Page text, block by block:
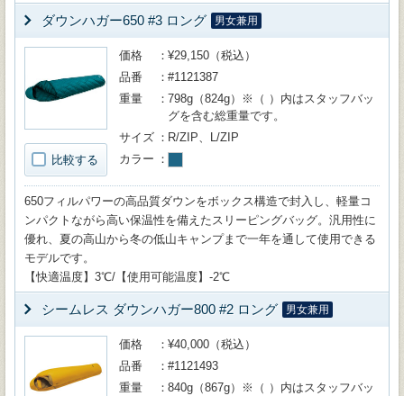
ダウンハガー650 #3 ロング 男女兼用
比較する
価格
¥29,150（税込）
品番
#1121387
重量
798g（824g）※（ ）内はスタッフバッ
グを含む総重量です。
サイズ
R/ZIP、L/ZIP
カラー
650フィルパワーの高品質ダウンをボックス構造で封入し、軽量コ
ンパクトながら高い保温性を備えたスリーピングバッグ。汎用性に
優れ、夏の高山から冬の低山キャンプまで一年を通して使用できる
モデルです。
【快適温度】3℃/【使用可能温度】-2℃
シームレス ダウンハガー800 #2 ロング 男女兼用
価格
¥40,000（税込）
品番
#1121493
重量
840g（867g）※（ ）内はスタッフバッ